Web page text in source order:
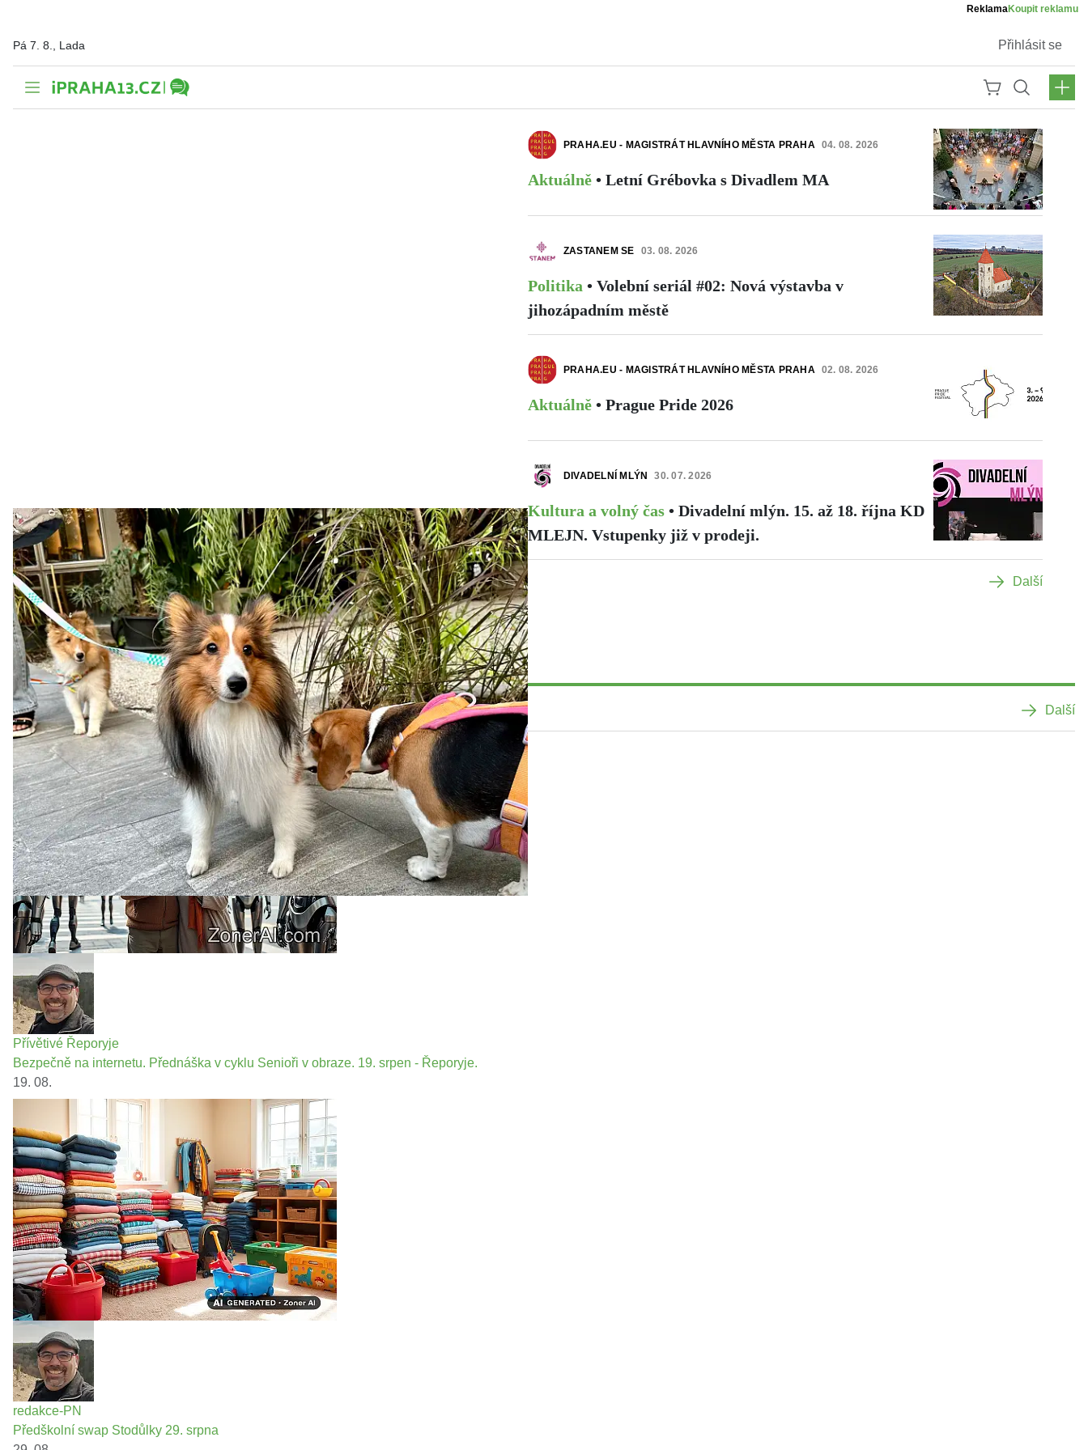
ReklamaKoupit reklamu
Pá 7. 8., Lada Přihlásit se
METROPOLEVSECH.EU 05. 08. 2026
Aktuálně • Centrální evidence psů: Registrace je nově
povinná
zdroj: Facebooková stránka Integrační centrum Praha (ICP) (text převzat podle zveřejněného
příspěvku) Máte psa? V České republice byla spuštěna Centrální evidence psů (...
PRAHA.EU - MAGISTRÁT HLAVNÍHO MĚSTA PRAHA 04. 08. 2026
Aktuálně • Letní Grébovka s Divadlem MA
ZASTANEM SE 03. 08. 2026
Politika • Volební seriál #02: Nová výstavba v
jihozápadním městě
PRAHA.EU - MAGISTRÁT HLAVNÍHO MĚSTA PRAHA 02. 08. 2026
Aktuálně • Prague Pride 2026
DIVADELNÍ MLÝN 30. 07. 2026
Kultura a volný čas • Divadelní mlýn. 15. až 18. října KD
MLEJN. Vstupenky již v prodeji.
Další
KALENDÁŘ AKCÍ Další
Přívětivé Řeporyje
Bezpečně na internetu. Přednáška v cyklu Senioři v obraze. 19. srpen - Řeporyje.
19. 08.
redakce-PN
Předškolní swap Stodůlky 29. srpna